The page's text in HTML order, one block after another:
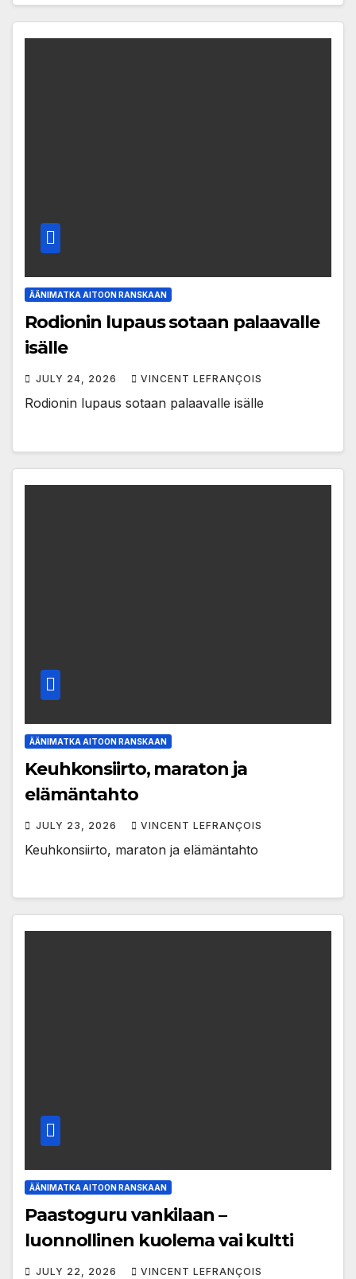
ÄÄNIMATKA AITOON RANSKAAN
Rodionin lupaus sotaan palaavalle
isälle
JULY 24, 2026 VINCENT LEFRANÇOIS
Rodionin lupaus sotaan palaavalle isälle
ÄÄNIMATKA AITOON RANSKAAN
Keuhkonsiirto, maraton ja
elämäntahto
JULY 23, 2026 VINCENT LEFRANÇOIS
Keuhkonsiirto, maraton ja elämäntahto
ÄÄNIMATKA AITOON RANSKAAN
Paastoguru vankilaan –
luonnollinen kuolema vai kultti
JULY 22, 2026 VINCENT LEFRANÇOIS